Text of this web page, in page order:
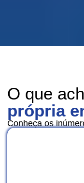
O que
própria
Conheça os